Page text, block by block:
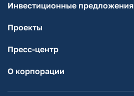
Инвестиционные предложения
Проекты
Пресс-центр
О корпорации